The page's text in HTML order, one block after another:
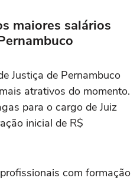
maiores salários
Justiça de Pernambuco
atrativos do momento.
para o cargo de Juiz
inicial de R$
com formação